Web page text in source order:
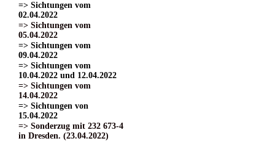
=> Sichtungen vom
02.04.2022
=> Sichtungen vom
05.04.2022
=> Sichtungen vom
09.04.2022
=> Sichtungen vom
10.04.2022 und 12.04.2022
=> Sichtungen vom
14.04.2022
=> Sichtungen von
15.04.2022
=> Sonderzug mit 232 673-4
in Dresden. (23.04.2022)